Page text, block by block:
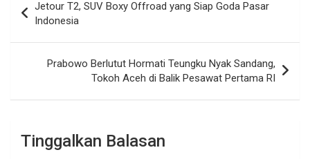
pos
Jetour T2, SUV Boxy Offroad yang Siap Goda Pasar
Indonesia
Prabowo Berlutut Hormati Teungku Nyak Sandang,
Tokoh Aceh di Balik Pesawat Pertama RI
Tinggalkan Balasan